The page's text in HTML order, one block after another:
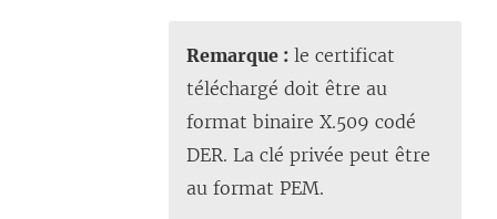
Remarque : le certificat
téléchargé doit être au
format binaire X.509 codé
DER. La clé privée peut être
au format PEM.